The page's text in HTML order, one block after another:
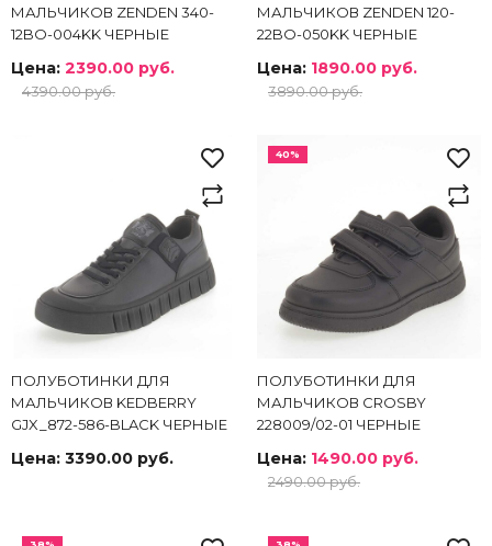
МАЛЬЧИКОВ ZENDEN 340-
12BO-004KK ЧЕРНЫЕ
Цена: 2390.00 руб.
4390.00 руб.
МАЛЬЧИКОВ ZENDEN 120-
22BO-050KK ЧЕРНЫЕ
Цена: 1890.00 руб.
3890.00 руб.
ПОЛУБОТИНКИ ДЛЯ
МАЛЬЧИКОВ KEDBERRY
GJX_872-586-BLACK ЧЕРНЫЕ
Цена: 3390.00 руб.
40%
ПОЛУБОТИНКИ ДЛЯ
МАЛЬЧИКОВ CROSBY
228009/02-01 ЧЕРНЫЕ
Цена: 1490.00 руб.
2490.00 руб.